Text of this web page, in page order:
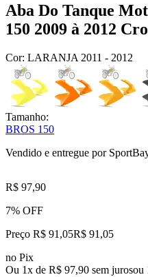
Aba Do Tanque
150 2009 à 2012
Cor: LARANJA 2011 - 2012
Tamanho:
BROS 150
Vendido e entregue por
R$ 97,90
7% OFF
Preço R$ 91,05R$ 91,05
no Pix
Ou 1x de R$ 97,90 sem jurosou